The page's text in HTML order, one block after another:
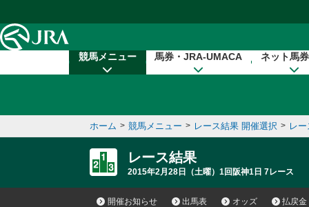
競馬メニュー 馬券・JRA-UMACA ネット馬
ホーム > 競馬メニュー > レース結果 開催選択 > レ
レース結果
2015年2月28日（土曜）1回阪神1日 7レース
開催お知らせ 出馬表 オッズ 払戻金